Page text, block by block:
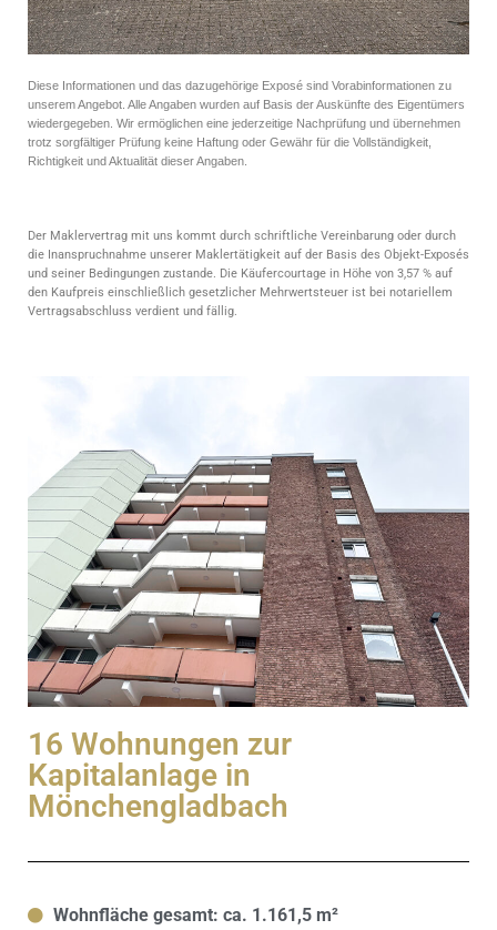
Diese Informationen und das dazugehörige Exposé sind Vorabinformationen zu
unserem Angebot. Alle Angaben wurden auf Basis der Auskünfte des Eigentümers
wiedergegeben. Wir ermöglichen eine jederzeitige Nachprüfung und übernehmen
trotz sorgfältiger Prüfung keine Haftung oder Gewähr für die Vollständigkeit,
Richtigkeit und Aktualität dieser Angaben.
Der Maklervertrag mit uns kommt durch schriftliche Vereinbarung oder durch
die Inanspruchnahme unserer Maklertätigkeit auf der Basis des Objekt-Exposés
und seiner Bedingungen zustande. Die Käufercourtage in Höhe von 3,57 % auf
den Kaufpreis einschließlich gesetzlicher Mehrwertsteuer ist bei notariellem
Vertragsabschluss verdient und fällig.
16 Wohnungen zur
Kapitalanlage in
Mönchengladbach
Wohnfläche gesamt: ca. 1.161,5 m²